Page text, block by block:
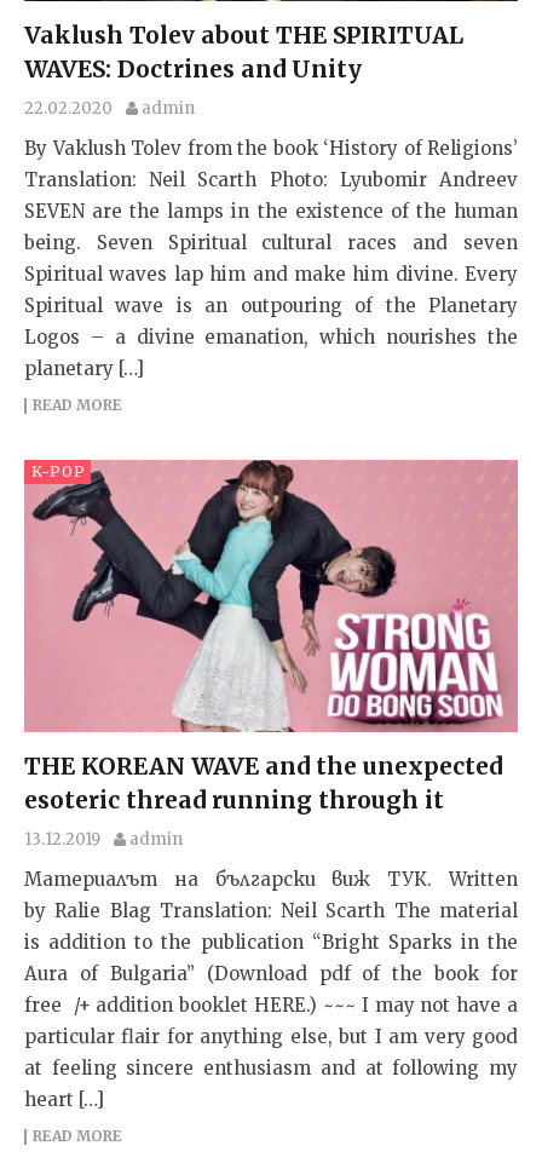
Vaklush Tolev about THE SPIRITUAL
WAVES: Doctrines and Unity
22.02.2020 admin
By Vaklush Tolev from the book ‘History of Religions’
Translation: Neil Scarth Photo: Lyubomir Andreev
SEVEN are the lamps in the existence of the human
being. Seven Spiritual cultural races and seven
Spiritual waves lap him and make him divine. Every
Spiritual wave is an outpouring of the Planetary
Logos – a divine emanation, which nourishes the
planetary […]
READ MORE
K-POP
THE KOREAN WAVE and the unexpected
esoteric thread running through it
13.12.2019 admin
Материалът на български виж ТУК. Written
by Ralie Blag Translation: Neil Scarth The material
is addition to the publication “Bright Sparks in the
Aura of Bulgaria” (Download pdf of the book for
free /+ addition booklet HERE.) ~~~ I may not have a
particular flair for anything else, but I am very good
at feeling sincere enthusiasm and at following my
heart […]
READ MORE